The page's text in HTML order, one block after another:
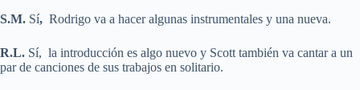
S.M. Sí, Rodrigo va a hacer algunas instrumentales y una nueva.
R.L. Sí, la introducción es algo nuevo y Scott también va cantar a un
par de canciones de sus trabajos en solitario.